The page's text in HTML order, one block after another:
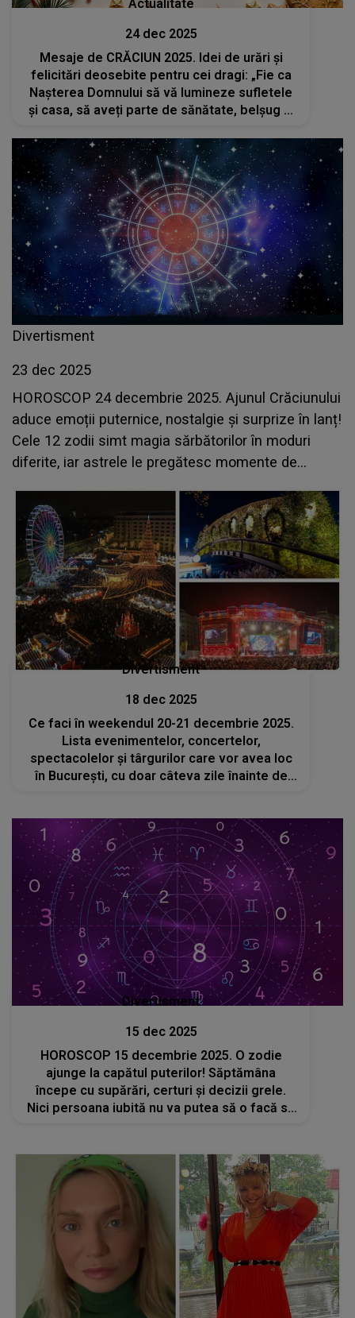
Actualitate
24 dec 2025
Mesaje de CRĂCIUN 2025. Idei de urări și
felicitări deosebite pentru cei dragi: „Fie ca
Nașterea Domnului să vă lumineze sufletele
și casa, să aveți parte de sănătate, belșug și
Divertisment
23 dec 2025
HOROSCOP 24 decembrie 2025. Ajunul Crăciunului
aduce emoții puternice, nostalgie și surprize în lanț!
Cele 12 zodii simt magia sărbătorilor în moduri
diferite, iar astrele le pregătesc momente de
Divertisment
18 dec 2025
Ce faci în weekendul 20-21 decembrie 2025.
Lista evenimentelor, concertelor,
spectacolelor și târgurilor care vor avea loc
în București, cu doar câteva zile înainte de
Divertisment
15 dec 2025
HOROSCOP 15 decembrie 2025. O zodie
ajunge la capătul puterilor! Săptămâna
începe cu supărări, certuri și decizii grele.
Nici persoana iubită nu va putea să o facă să